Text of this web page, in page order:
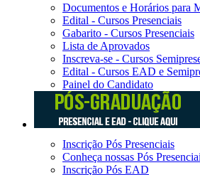
Documentos e Horários para
Edital - Cursos Presenciais
Gabarito - Cursos Presenciais
Lista de Aprovados
Inscreva-se - Cursos
Edital - Cursos EAD e
Painel do Candidato
Inscrição Pós Presenciais
Conheça nossas Pós
Inscrição Pós EAD